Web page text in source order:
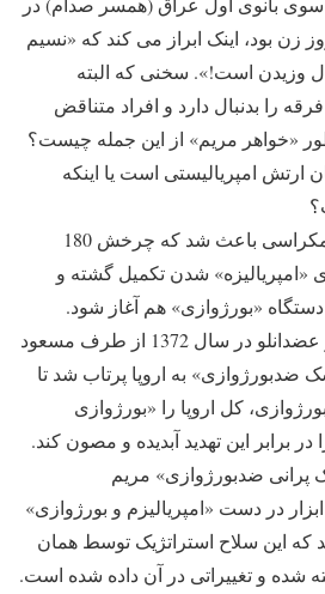
زن بود، اینک ابراز می کند که «نسیم
وزیدن است!». سخنی که البته
را بدنبال دارد و افراد متناقض
«خواهر مریم» از این جمله چیست؟
ارتش امپریالیستی است یا اینکه
به هر صورت این نسیم دمکراسی باعث شد که چرخش 180
شدن تکمیل گشته و
«بورژوازی» هم آغاز شود.
یادآور شوم که مریم قجر عضدانلو در سال 1372 از طرف مسعود
به اروپا پرتاب شد تا
کل اروپا را «بورژوازی
در برابر این تهدید آبدیده و مصون کند.
پرانی ضدبورژوازی» مریم
در دست «امپریالیزم و بورژوازی»
این سلاح استراتژیک توسط همان
شده و تغییراتی در آن داده شده است.